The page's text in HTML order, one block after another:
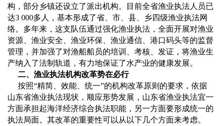
构，部分乡镇还设立了派出机构。目前全省渔业执法人员已
达3 000多人，基本形成了省、市、县、乡四级渔业执法网
络。多年来，这支队伍通过强化渔业执法，全面开展对渔业
资源、渔业安全、渔业环保、渔业通信、港口码头等的监督
管理，并加强了对渔船船员的培训、考核、发证，将渔业生
产纳入了法制轨道，有力地保证了水产业的健康发展。
二、渔业执法机构改革势在必行
按照“精简、效能、统一”的机构改革原则的要求，依据
山东省渔业执法现状，顺应形势发展，山东省渔业执法宜一
方面承担起海洋经济综合执法职能，另一方面要形成统一的
执法局面。其改革的重要性可以从以下几个方面来考虑。